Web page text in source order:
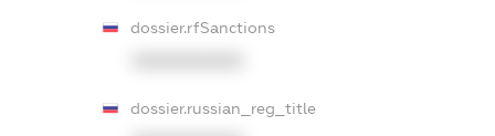
dossier.rfSanctions
dossier.russian_reg_title